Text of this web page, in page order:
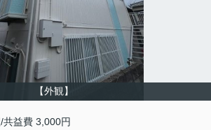
【外観】
共益費 3,000円